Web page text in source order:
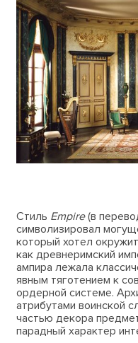
Стиль Empire(в
символизировал
который хотел
как древнеримский
ампира лежала
явным тяготением к
ордерной системе.
атрибутами воинской
частью декора
парадный характер